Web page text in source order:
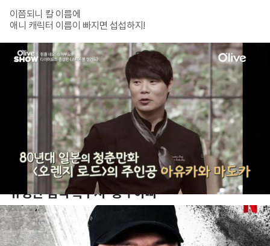
이쯤되니 칼 이름에
애니 캐릭터 이름이 빠지면 섭섭하지!
<변덕쟁이 오렌지☆로드>의 주인공
‘마도카’ 이름의 칼과
<마크로스 프론티어>의 주인공
‘셰릴 놈’ 이름의 칼도 있다고 해.
매번 칼에 애칭을 붙여가며 쓰다니
과몰입까지 완벽한 덕질러!
엄지 척👍
유명한 겜덕 흑수저 ‘승우아빠’